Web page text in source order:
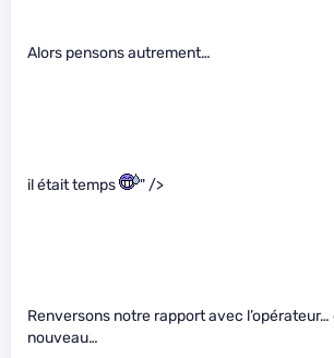
Alors pensons autrement…
il était temps " />
Renversons notre rapport avec l’opérateur…
nouveau…